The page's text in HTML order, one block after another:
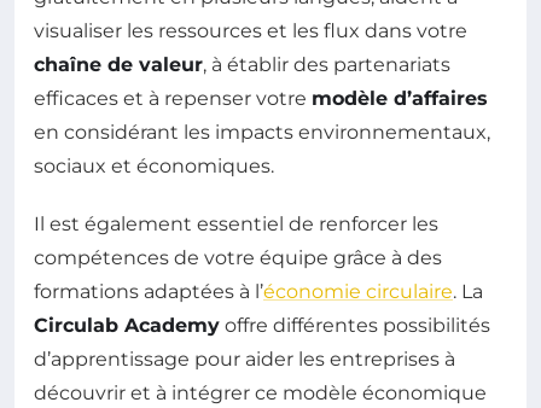
visualiser les ressources et les flux dans votre
chaîne de valeur, à établir des partenariats
efficaces et à repenser votre modèle d’affaires
en considérant les impacts environnementaux,
sociaux et économiques.
Il est également essentiel de renforcer les
compétences de votre équipe grâce à des
formations adaptées à l’économie circulaire. La
Circulab Academy offre différentes possibilités
d’apprentissage pour aider les entreprises à
découvrir et à intégrer ce modèle économique